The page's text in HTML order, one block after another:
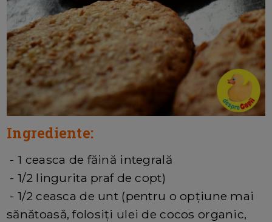
Ingrediente:
- 1 ceasca de făină integrală
- 1/2 lingurita praf de copt)
- 1/2 ceasca de unt (pentru o opțiune mai
sănătoasă, folosiți ulei de cocos organic,